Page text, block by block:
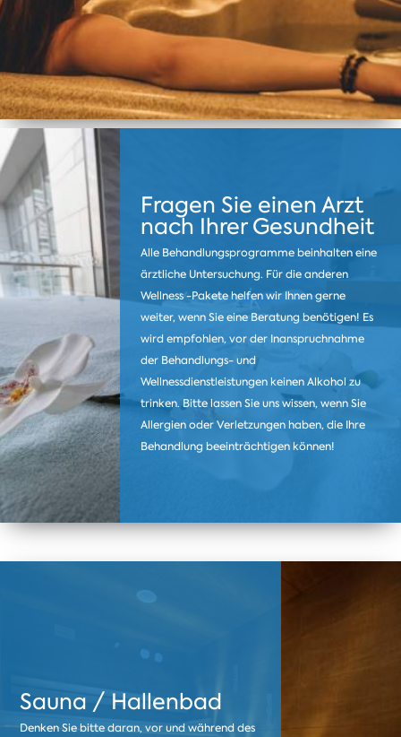
Fragen Sie einen Arzt
nach Ihrer Gesundheit
Alle Behandlungsprogramme beinhalten eine
ärztliche Untersuchung. Für die anderen
Wellness -Pakete helfen wir Ihnen gerne
weiter, wenn Sie eine Beratung benötigen! Es
wird empfohlen, vor der Inanspruchnahme
der Behandlungs- und
Wellnessdienstleistungen keinen Alkohol zu
trinken. Bitte lassen Sie uns wissen, wenn Sie
Allergien oder Verletzungen haben, die Ihre
Behandlung beeinträchtigen können!
Sauna / Hallenbad
Denken Sie bitte daran, vor und während des